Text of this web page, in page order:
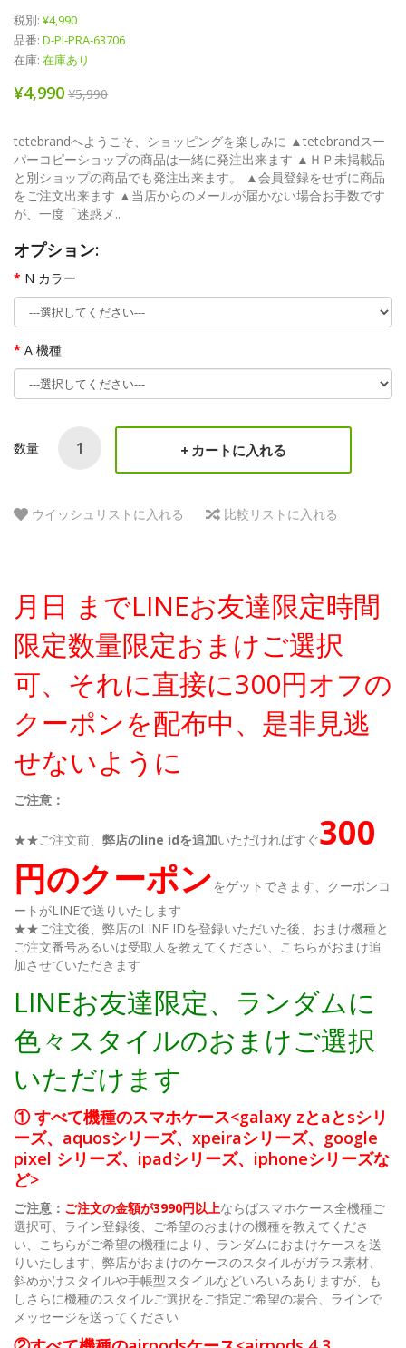
税別: ¥4,990
品番: D-PI-PRA-63706
在庫: 在庫あり
¥4,990 ¥5,990
tetebrandへようこそ、ショッピングを楽しみに ▲tetebrandスー
パーコピーショップの商品は一緒に発注出来ます ▲ＨＰ未掲載品
と別ショップの商品でも発注出来ます。 ▲会員登録をせずに商品
をご注文出来ます ▲当店からのメールが届かない場合お手数です
が、一度「迷惑メ..
オプション:
N カラー
A 機種
数量 カートに入れる
ウイッシュリストに入れる 比較リストに入れる
月日 までLINEお友達限定時間
限定数量限定おまけご選択
可、それに直接に300円オフの
クーポンを配布中、是非見逃
せないように
ご注意：
★★ご注文前、 弊店のline idを追加いただければすぐ300
円のクーポンをゲットできます、クーポンコ
ートがLINEで送りいたします
★★ご注文後、弊店のLINE IDを登録いただいた後、おまけ機種と
ご注文番号あるいは受取人を教えてください、こちらがおまけ追
加させていただきます
LINEお友達限定、ランダムに
色々スタイルのおまけご選択
いただけます
① すべて機種のスマホケース<galaxy zとaとsシリ
ーズ、aquosシリーズ、xpeiraシリーズ、google
pixel シリーズ、ipadシリーズ、iphoneシリーズな
ど>
ご注意： ご注文の金額が3990円以上ならばスマホケース全機種ご
選択可、ライン登録後、ご希望のおまけの機種を教えてくださ
い、こちらがご希望の機種により、ランダムにおまけケースを送
りいたします、弊店がおまけのケースのスタイルがガラス素材、
斜めかけスタイルや手帳型スタイルなどいろいろありますが、も
しさらに機種のスタイルご選択をご指定ご希望の場合、ラインで
メッセージを送ってください